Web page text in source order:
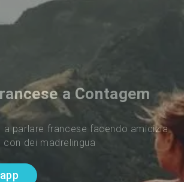
a Contagem
a parlare francese facendo amicizia
con dei madrelingua